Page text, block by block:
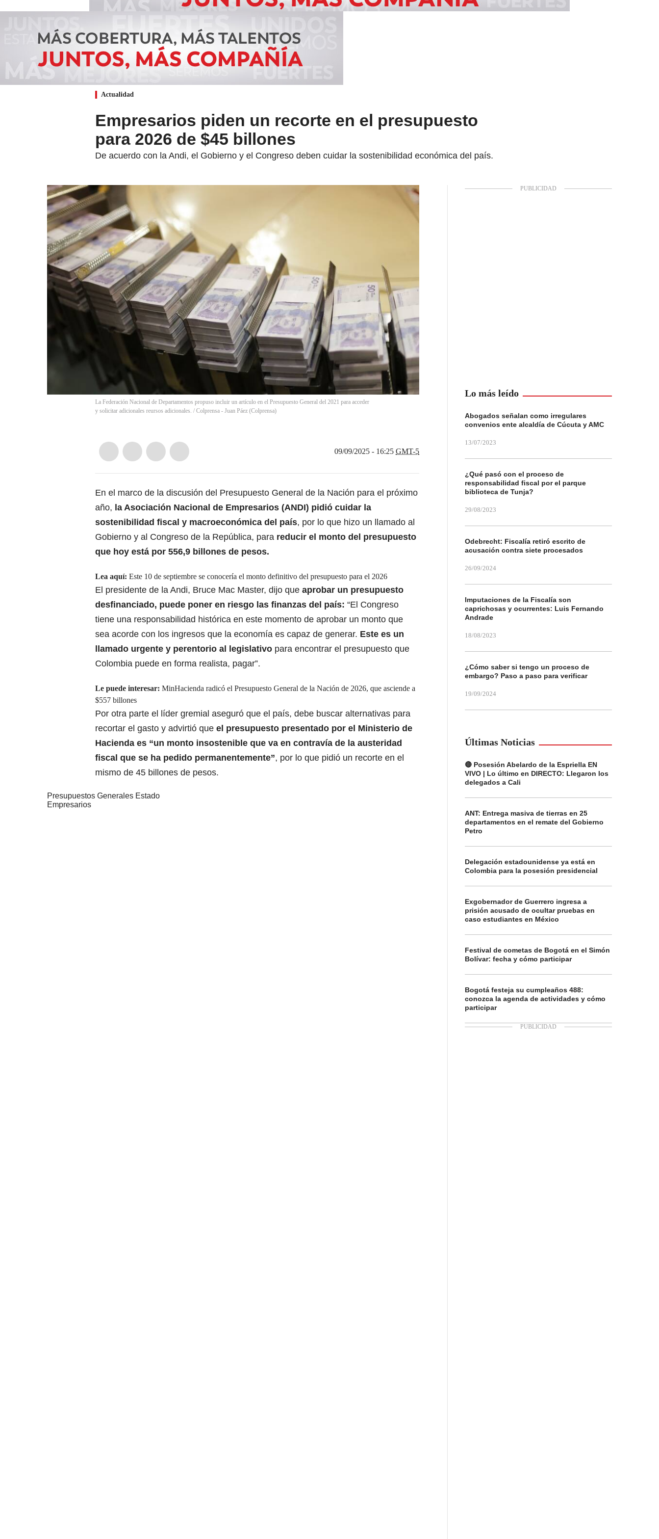
Actualidad
Empresarios piden un recorte en el presupuesto
para 2026 de $45 billones
De acuerdo con la Andi, el Gobierno y el Congreso deben cuidar la sostenibilidad económica del país.
La Federación Nacional de Departamentos propuso incluir un artículo en el Presupuesto General del 2021 para acceder
y solicitar adicionales reursos adicionales. / Colprensa - Juan Páez (Colprensa)
09/09/2025 - 16:25 GMT-5
En el marco de la discusión del Presupuesto General de la Nación para el próximo
año, la Asociación Nacional de Empresarios (ANDI) pidió cuidar la
sostenibilidad fiscal y macroeconómica del país, por lo que hizo un llamado al
Gobierno y al Congreso de la República, para reducir el monto del presupuesto
que hoy está por 556,9 billones de pesos.
Lea aquí: Este 10 de septiembre se conocería el monto definitivo del presupuesto para el 2026
El presidente de la Andi, Bruce Mac Master, dijo que aprobar un presupuesto
desfinanciado, puede poner en riesgo las finanzas del país: “El Congreso
tiene una responsabilidad histórica en este momento de aprobar un monto que
sea acorde con los ingresos que la economía es capaz de generar. Este es un
llamado urgente y perentorio al legislativo para encontrar el presupuesto que
Colombia puede en forma realista, pagar”.
Le puede interesar: MinHacienda radicó el Presupuesto General de la Nación de 2026, que asciende a
$557 billones
Por otra parte el líder gremial aseguró que el país, debe buscar alternativas para
recortar el gasto y advirtió que el presupuesto presentado por el Ministerio de
Hacienda es “un monto insostenible que va en contravía de la austeridad
fiscal que se ha pedido permanentemente”, por lo que pidió un recorte en el
mismo de 45 billones de pesos.
Presupuestos Generales Estado
Empresarios
Lo más leído
Abogados señalan como irregulares
convenios ente alcaldía de Cúcuta y AMC
13/07/2023
¿Qué pasó con el proceso de
responsabilidad fiscal por el parque
biblioteca de Tunja?
29/08/2023
Odebrecht: Fiscalía retiró escrito de
acusación contra siete procesados
26/09/2024
Imputaciones de la Fiscalía son
caprichosas y ocurrentes: Luis Fernando
Andrade
18/08/2023
¿Cómo saber si tengo un proceso de
embargo? Paso a paso para verificar
19/09/2024
Últimas Noticias
🔴 Posesión Abelardo de la Espriella EN
VIVO | Lo último en DIRECTO: Llegaron los
delegados a Cali
ANT: Entrega masiva de tierras en 25
departamentos en el remate del Gobierno
Petro
Delegación estadounidense ya está en
Colombia para la posesión presidencial
Exgobernador de Guerrero ingresa a
prisión acusado de ocultar pruebas en
caso estudiantes en México
Festival de cometas de Bogotá en el Simón
Bolívar: fecha y cómo participar
Bogotá festeja su cumpleaños 488:
conozca la agenda de actividades y cómo
participar